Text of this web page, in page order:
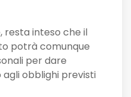
resta inteso che il
potrà comunque
per dare
obblighi previsti